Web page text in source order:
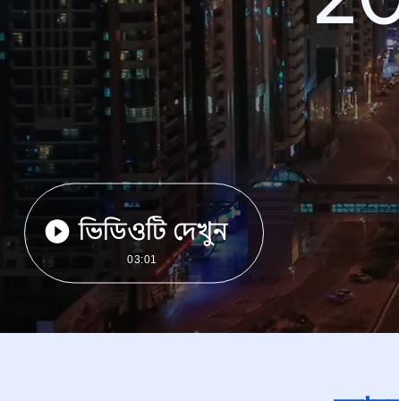
ভিডিওটি দেখুন
03:01